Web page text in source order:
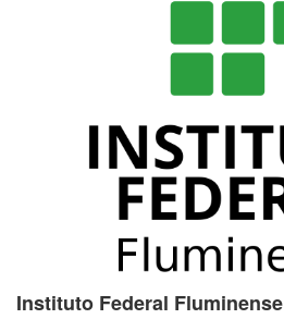
Instituto Federal Fluminense